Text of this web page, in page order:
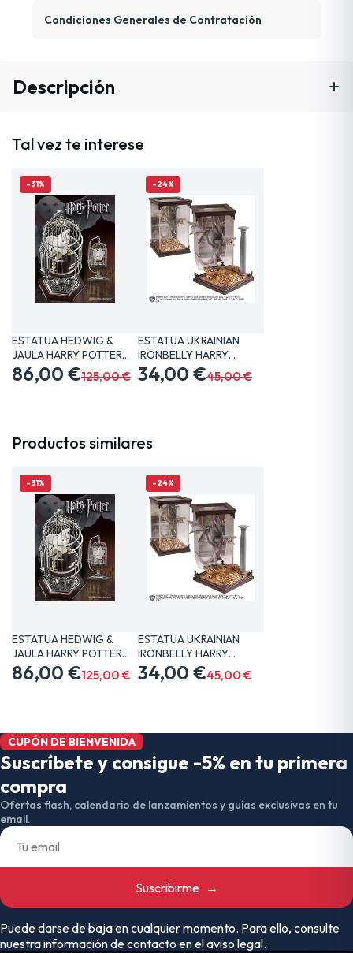
Condiciones Generales de Contratación
Descripción
Tal vez te interese
-31%
ESTATUA HEDWIG &
JAULA HARRY POTTER
20 CM…
86,00 €125,00 €
-24%
ESTATUA UKRAINIAN
IRONBELLY HARRY
POTTER 19…
34,00 €45,00 €
Productos similares
-31%
ESTATUA HEDWIG &
JAULA HARRY POTTER
20 CM…
86,00 €125,00 €
-24%
ESTATUA UKRAINIAN
IRONBELLY HARRY
POTTER 19…
34,00 €45,00 €
CUPÓN DE BIENVENIDA
Suscríbete y consigue -5% en tu primera
compra
Ofertas flash, calendario de lanzamientos y guías exclusivas en tu
email.
Suscribirme →
Puede darse de baja en cualquier momento. Para ello, consulte
nuestra información de contacto en el aviso legal.